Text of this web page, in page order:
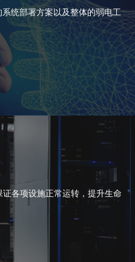
统部署方案以及整体的弱电工
各项设施正常运转，提升生命